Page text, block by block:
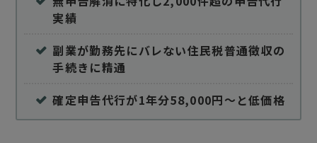
実績
副業が勤務先にバレない住民税普通徴収の
手続きに精通
確定申告代行が1年分58,000円〜と低価格